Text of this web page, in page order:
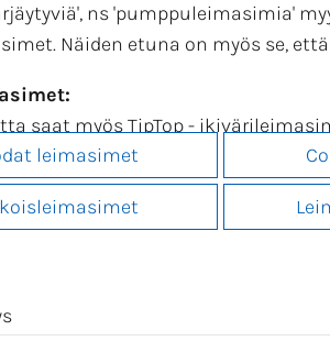
ns 'pumppuleimasimia'
Näiden etuna on myös se,
saat myös TipTop -
on hyvin säännöllistä.
pölyynny.
erikoisleimasimetkuten esim
vaiheet
leimasimet